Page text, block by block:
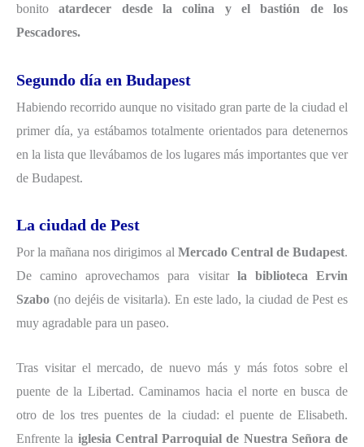
bonitoatardecer desde la colina y el bastión de los
Pescadores.
Segundo día en Budapest
Habiendo recorrido aunque no visitado gran parte de la ciudad el
primer día, ya estábamos totalmente orientados para detenernos
en la lista que llevábamos de los lugares más importantes que ver
de Budapest.
La ciudad de Pest
Por la mañana nos dirigimos al Mercado Central de Budapest.
De camino aprovechamos para visitar la biblioteca Ervin
Szabo (no dejéis de visitarla). En este lado, la ciudad de Pest es
muy agradable para un paseo.
Tras visitar el mercado, de nuevo más y más fotos sobre el
puente de la Libertad. Caminamos hacia el norte en busca de
otro de los tres puentes de la ciudad: el puente de Elisabeth.
Enfrente la iglesia Central Parroquial de Nuestra Señora de